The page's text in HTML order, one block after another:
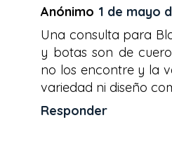
Anónimo 1 de mayo
Una consulta para
y botas son de
no los encontre y la
variedad ni diseño
Responder